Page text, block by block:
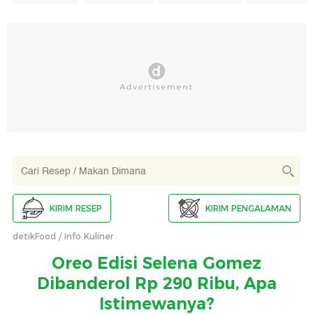
KIRIM RESEP KIRIM PENGALAMAN
detikFood Info Kuliner
Oreo Edisi Selena Gomez
Dibanderol Rp 290 Ribu, Apa
Istimewanya?